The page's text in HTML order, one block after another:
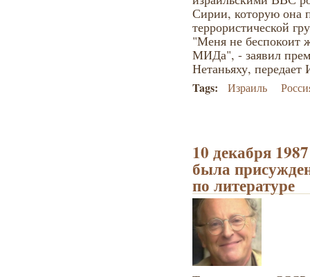
Сирии, которую она
террористической
"Меня не беспокоит
МИДа", - заявил
Нетаньяху, передает
Tags: Израиль
10 декабря
была
по литературе